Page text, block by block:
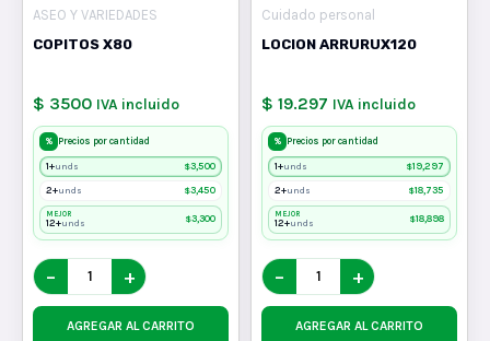
ASEO Y VARIEDADES
COPITOS X80
$ 3500 IVA incluido
% Precios por cantidad
1+unds $3,500
2+unds $3,450
MEJOR
12+unds $3,300
− +
AGREGAR AL CARRITO
Cuidado personal
LOCION ARRURUX120
$ 19.297 IVA incluido
% Precios por cantidad
1+unds $19,297
2+unds $18,735
MEJOR
12+unds $18,898
− +
AGREGAR AL CARRITO